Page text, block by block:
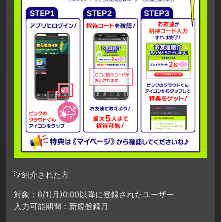
💡紹介された方
対象：6/1(月)0:00以降に登録されたユーザー
入力可能期間：新規登録月